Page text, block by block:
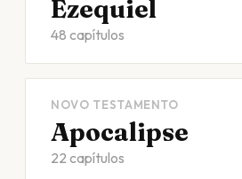
Ezequiel
48 capítulos
NOVO TESTAMENTO
Apocalipse
22 capítulos